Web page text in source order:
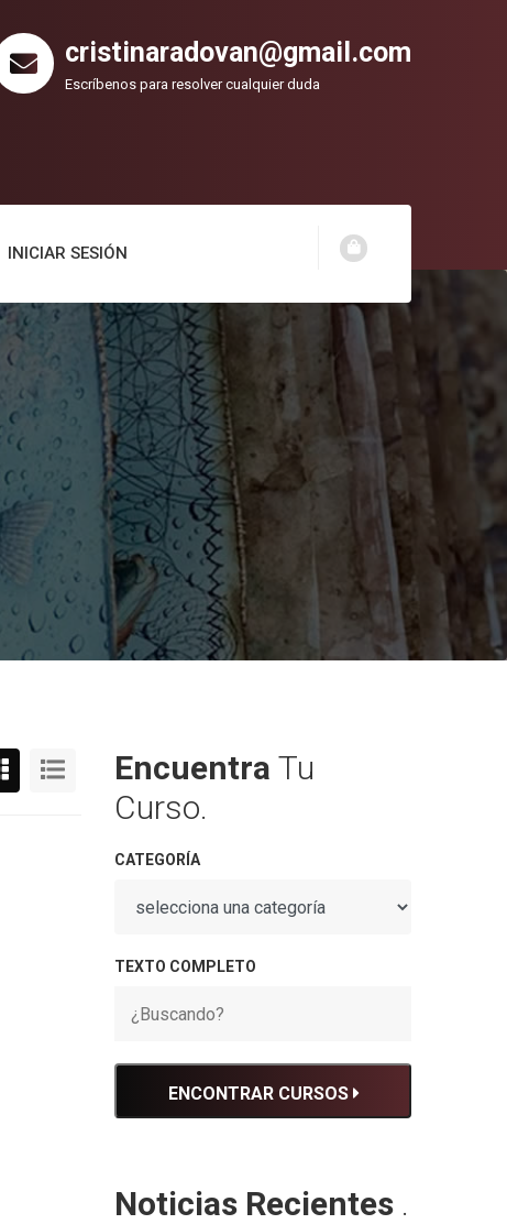
cristinaradovan@gmail.com
Escríbenos para resolver cualquier duda
INICIAR SESIÓN
Encuentra Tu
Curso.
CATEGORÍA
TEXTO COMPLETO
ENCONTRAR CURSOS
Noticias Recientes .